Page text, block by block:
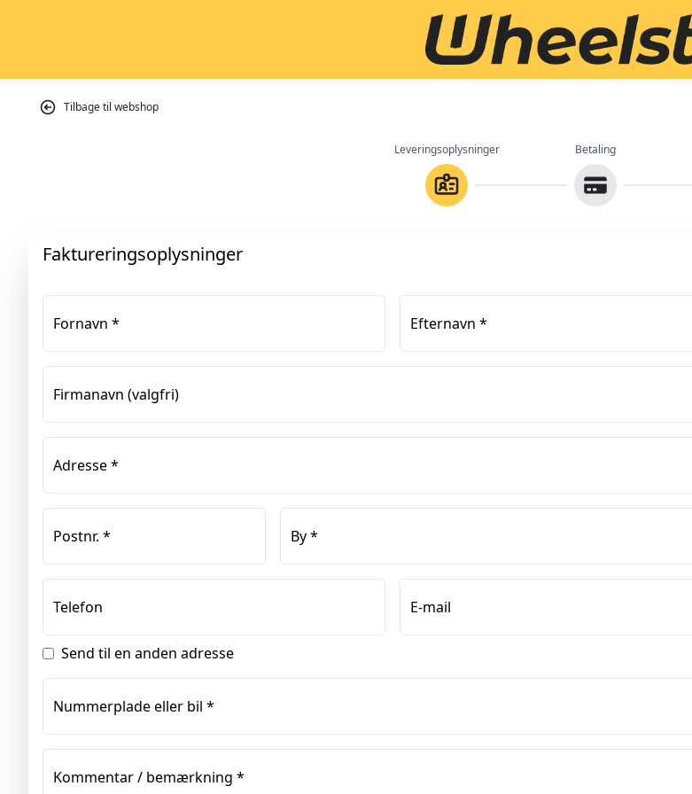
Tilbage til webshop
Leveringsoplysninger Betaling
Faktureringsoplysninger
Fornavn * Efternavn *
Firmanavn (valgfri)
Adresse*
Postnr. * By*
Telefon E-mail
Send til en anden adresse
Nummerplade eller bil *
Kommentar / bemærkning *